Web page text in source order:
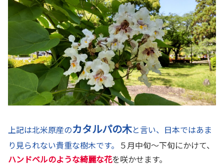
上記は北米原産のカタルパの木と言い、日本ではあま
り見られない貴重な樹木です。 ５月中旬～下旬にかけて、
ハンドベルのような綺麗な花を咲かせます。